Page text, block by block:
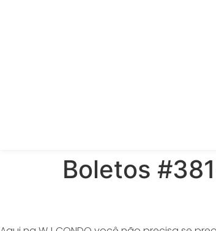
Boletos